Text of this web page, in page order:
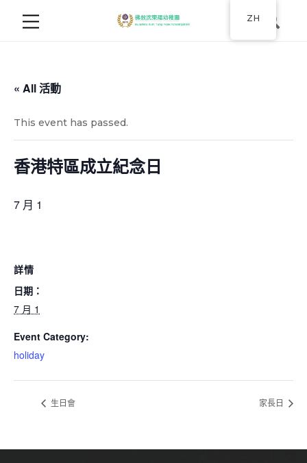
« All 活動
This event has passed.
香港特區成立紀念日
7 月 1
詳情
日期：
7 月 1
Event Category:
holiday
生日會 家長日
ZH